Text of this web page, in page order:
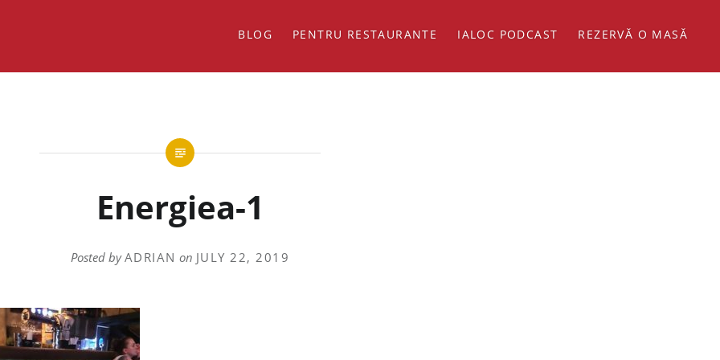
BLOG PENTRU RESTAURANTE IALOC PODCAST REZERVĂ O MASĂ
Energiea-1
Posted byADRIAN on JULY 22, 2019